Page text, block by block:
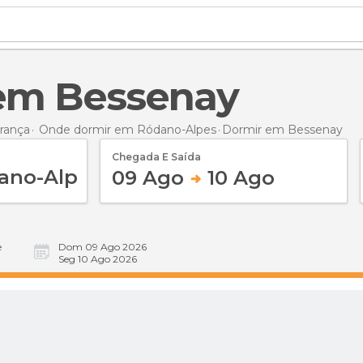
Bessenay
Onde dormir em Ródano-Alpes Dormir em Bessenay
Chegada E Saída
09 Ago 10 Ago
Dom 09 Ago 2026
Seg 10 Ago 2026